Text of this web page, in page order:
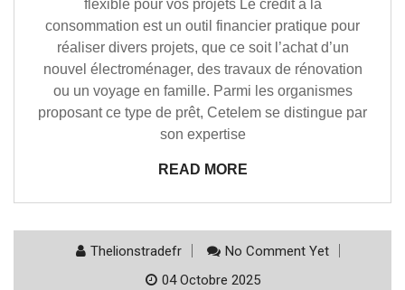
flexible pour vos projets Le crédit à la
consommation est un outil financier pratique pour
réaliser divers projets, que ce soit l’achat d’un
nouvel électroménager, des travaux de rénovation
ou un voyage en famille. Parmi les organismes
proposant ce type de prêt, Cetelem se distingue par
son expertise
READ MORE
Thelionstradefr
No Comment Yet
04 Octobre 2025